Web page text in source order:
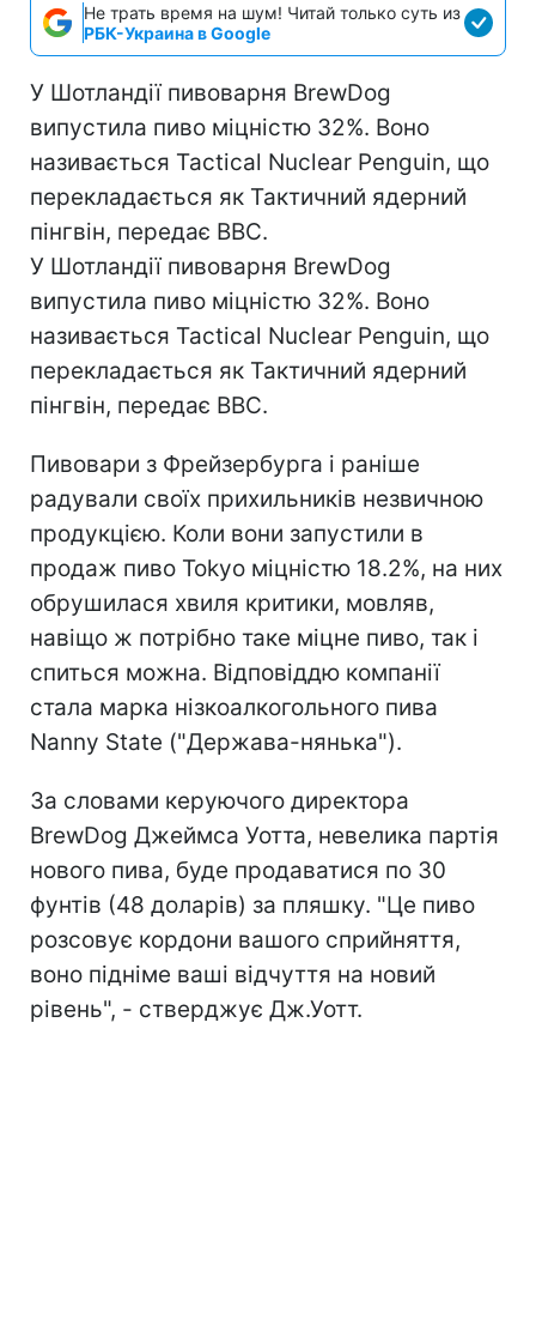
Не трать время на шум! Читай только суть из
РБК-Украина в Google
У Шотландії пивоварня BrewDog
випустила пиво міцністю 32%. Воно
називається Tactical Nuclear Penguin, що
перекладається як Тактичний ядерний
пінгвін, передає ВВС.
У Шотландії пивоварня BrewDog
випустила пиво міцністю 32%. Воно
називається Tactical Nuclear Penguin, що
перекладається як Тактичний ядерний
пінгвін, передає ВВС.
Пивовари з Фрейзербурга і раніше
радували своїх прихильників незвичною
продукцією. Коли вони запустили в
продаж пиво Tokyo міцністю 18.2%, на них
обрушилася хвиля критики, мовляв,
навіщо ж потрібно таке міцне пиво, так і
спиться можна. Відповіддю компанії
стала марка нізкоалкогольного пива
Nanny State ("Держава-нянька").
За словами керуючого директора
BrewDog Джеймса Уотта, невелика партія
нового пива, буде продаватися по 30
фунтів (48 доларів) за пляшку. "Це пиво
розсовує кордони вашого сприйняття,
воно підніме ваші відчуття на новий
рівень", - стверджує Дж.Уотт.